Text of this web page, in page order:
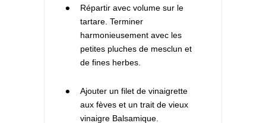
Répartir avec volume sur le
tartare. Terminer
harmonieusement avec les
petites pluches de mesclun et
de fines herbes.
Ajouter un filet de vinaigrette
aux fèves et un trait de vieux
vinaigre Balsamique.